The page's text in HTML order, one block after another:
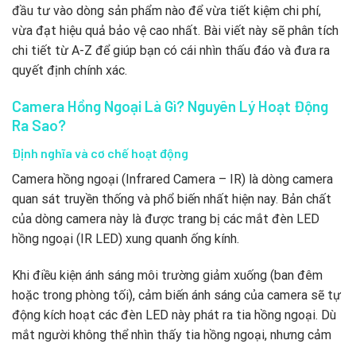
đầu tư vào dòng sản phẩm nào để vừa tiết kiệm chi phí,
vừa đạt hiệu quả bảo vệ cao nhất. Bài viết này sẽ phân tích
chi tiết từ A-Z để giúp bạn có cái nhìn thấu đáo và đưa ra
quyết định chính xác.
Camera Hồng Ngoại Là Gì? Nguyên Lý Hoạt Động
Ra Sao?
Định nghĩa và cơ chế hoạt động
Camera hồng ngoại (Infrared Camera – IR) là dòng camera
quan sát truyền thống và phổ biến nhất hiện nay. Bản chất
của dòng camera này là được trang bị các mắt đèn LED
hồng ngoại (IR LED) xung quanh ống kính.
Khi điều kiện ánh sáng môi trường giảm xuống (ban đêm
hoặc trong phòng tối), cảm biến ánh sáng của camera sẽ tự
động kích hoạt các đèn LED này phát ra tia hồng ngoại. Dù
mắt người không thể nhìn thấy tia hồng ngoại, nhưng cảm